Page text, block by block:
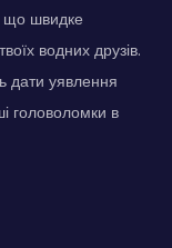
що швидке
водних друзів.
дати уявлення
головоломки в